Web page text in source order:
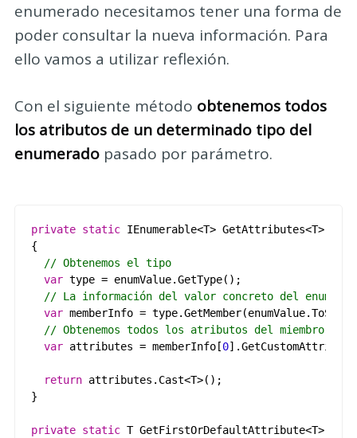
enumerado necesitamos tener una forma de
poder consultar la nueva información. Para
ello vamos a utilizar reflexión.
Con el siguiente método obtenemos todos
los atributos de un determinado tipo del
enumeradopasado por parámetro.
private static IEnumerable<T> GetAttributes<T>(
{
// Obtenemos el tipo
var type = enumValue.GetType();
// La información del valor concreto del
var memberInfo = type.GetMember(enumValue.
// Obtenemos todos los atributos del miembro
var attributes = memberInfo[0].
return attributes . Cast<T>();
}
private static T GetFirstOrDefaultAttribute<T>(